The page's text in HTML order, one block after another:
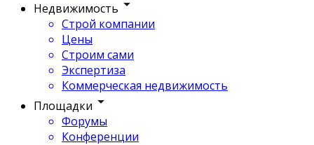
Недвижимость
Строй компании
Цены
Строим сами
Экспертиза
Коммерческая недвижимость
Площадки
Форумы
Конференции